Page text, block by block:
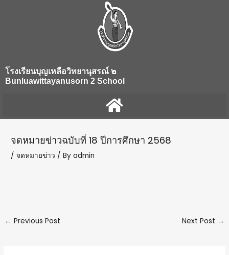
โรงเรียนบุญเหลือวิทยานุสรณ์ ๒
Bunluawittayanusorn 2 School
จดหมายข่าวฉบับที่ 18 ปีการศึกษา 2568
/จดหมายข่าว / Byadmin
← Previous Post Next Post →